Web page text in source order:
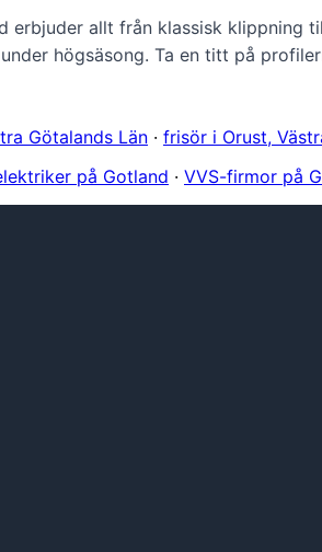
erbjuder allt från klassisk klippning
högsäsong. Ta en titt på
Götalands Län · frisör i Orust,
på Gotland · VVS-firmor på